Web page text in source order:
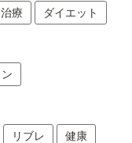
療 ダイエット
リブレ 健康